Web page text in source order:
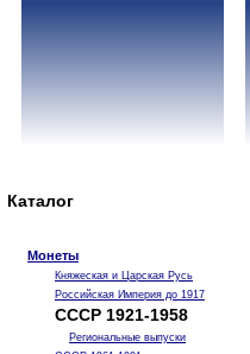
Каталог
Монеты
Княжеская и Царская Русь
Российская Империя до 1917
СССР 1921-1958
Региональные выпуски